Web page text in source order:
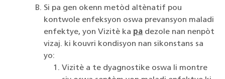
Si pa gen okenn metòd altènatif pou
kontwole enfeksyon oswa prevansyon maladi
enfektye, yon Vizitè ka pa dezole nan nenpòt
vizaj. ki kouvri kondisyon nan sikonstans sa
yo:
Vizitè a te dyagnostike oswa li montre